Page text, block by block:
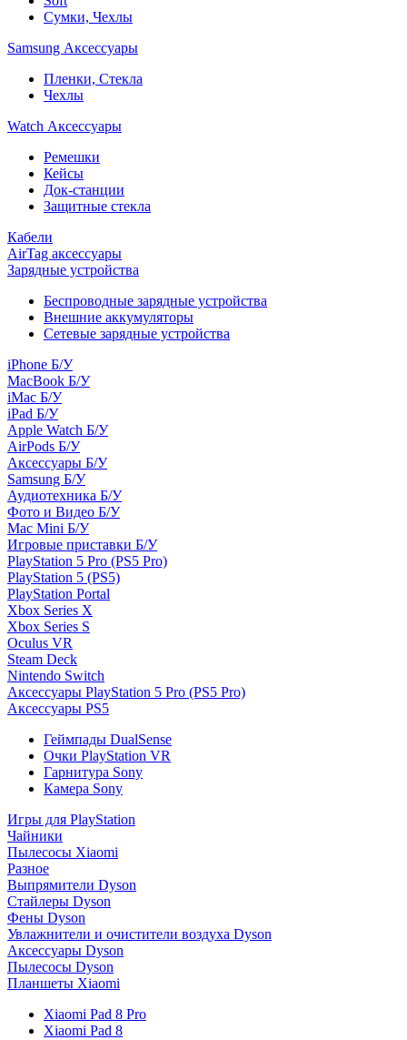
Сумки, Чехлы
Samsung Аксессуары
Пленки, Стекла
Чехлы
Watch Аксессуары
Ремешки
Кейсы
Док-станции
Защитные стекла
Кабели
AirTag аксессуары
Зарядные устройства
Беспроводные зарядные устройства
Внешние аккумуляторы
Сетевые зарядные устройства
iPhone Б/У
MacBook Б/У
iMac Б/У
iPad Б/У
Apple Watch Б/У
AirPods Б/У
Аксессуары Б/У
Samsung Б/У
Аудиотехника Б/У
Фото и Видео Б/У
Mac Mini Б/У
Игровые приставки Б/У
PlayStation 5 Pro (PS5 Pro)
PlayStation 5 (PS5)
PlayStation Portal
Xbox Series X
Xbox Series S
Oculus VR
Steam Deck
Nintendo Switch
Аксессуары PlayStation 5 Pro (PS5 Pro)
Аксессуары PS5
Геймпады DualSense
Очки PlayStation VR
Гарнитура Sony
Камера Sony
Игры для PlayStation
Чайники
Пылесосы Xiaomi
Разное
Выпрямители Dyson
Стайлеры Dyson
Фены Dyson
Увлажнители и очистители воздуха Dyson
Аксессуары Dyson
Пылесосы Dyson
Планшеты Xiaomi
Xiaomi Pad 8 Pro
Xiaomi Pad 8